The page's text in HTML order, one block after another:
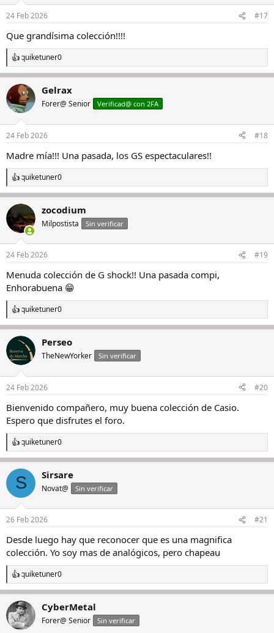
e
:
24 Feb 2026 #17
Que grandísima colección!!!!
R
e
c
c
i
e
:
quiketuner0
Gelrax
Forer@ Senior Verificad@ con 2FA
24 Feb 2026 #18
Madre mía!!! Una pasada, los GS espectaculares!!
R
e
a
c
c
i
e
:
quiketuner0
zocodium
Milpostista Sin verificar
24 Feb 2026 #19
Menuda colección de G shock!! Una pasada compi,
Enhorabuena 😁
R
e
c
c
i
e
:
quiketuner0
Perseo
TheNewYorker Sin verificar
24 Feb 2026 #20
Bienvenido compañero, muy buena colección de Casio.
Espero que disfrutes el foro.
R
e
a
c
i
e
:
quiketuner0
S Sirsare
Novat@ Sin verificar
26 Feb 2026 #21
Desde luego hay que reconocer que es una magnifica
colección. Yo soy mas de analógicos, pero chapeau
R
e
c
c
i
quiketuner0
CyberMetal
Forer@ Senior Sin verificar